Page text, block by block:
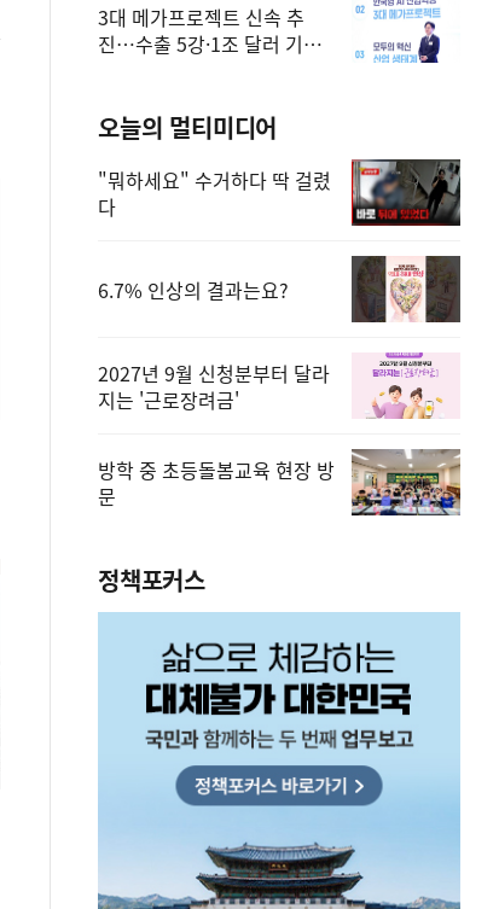
3대 메가프로젝트 신속 추
진…수출 5강·1조 달러 기반
오늘의 멀티미디어
"뭐하세요" 수거하다 딱 걸렸
다
6.7% 인상의 결과는요?
2027년 9월 신청분부터 달라
지는 '근로장려금'
방학 중 초등돌봄교육 현장 방
문
정책포커스